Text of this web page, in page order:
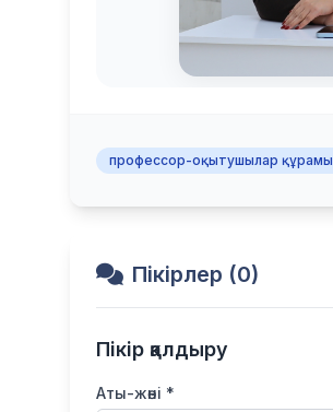
профессор-оқытушылар құрамы
Пікірлер (0)
Пікір қалдыру
Аты-жөні *